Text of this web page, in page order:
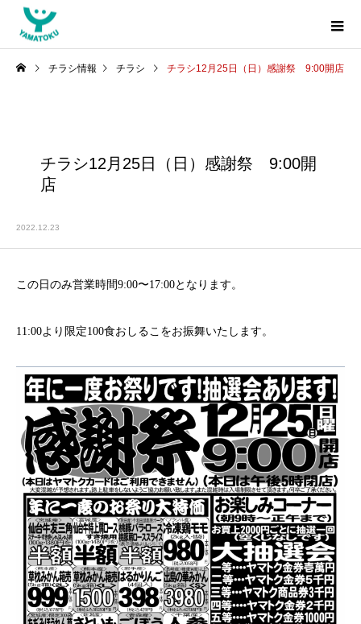
チラシ情報 チラシ チラシ12月25日（日）感謝祭 9:00開店
チラシ12月25日（日）感謝祭 9:00開
店
2022.12.23
この日のみ営業時間9:00〜17:00となります。
11:00より限定100食おしるこをお振舞いたします。